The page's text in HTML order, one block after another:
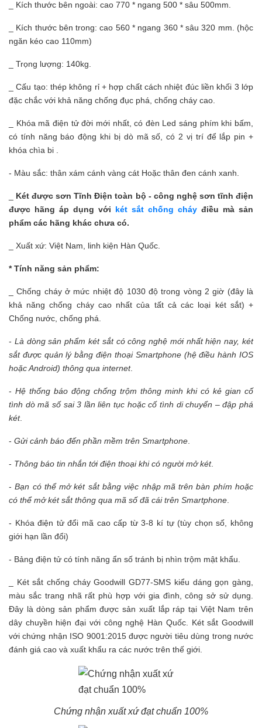
_ Kích thước bên ngoài: cao 770 * ngang 500 * sâu 500mm.
_ Kích thước bên trong: cao 560 * ngang 360 * sâu 320 mm. (hộc
ngăn kéo cao 110mm)
_ Trọng lượng: 140kg.
_ Cấu tạo: thép không rỉ + hợp chất cách nhiệt đúc liền khối 3 lớp
đặc chắc với khả năng chống đục phá, chống cháy cao.
_ Khóa mã điện tử đời mới nhất, có đèn Led sáng phím khi bấm,
có tính năng báo động khi bị dò mã số, có 2 vị trí để lắp pin +
khóa chìa bi .
- Màu sắc: thân xám cánh vàng cát Hoặc thân đen cánh xanh.
Két được sơn Tĩnh Điện toàn bộ - công nghệ sơn tĩnh điện
được hãng áp dụng với két sắt chống cháy điều mà sản
phẩm các hãng khác chưa có.
_ Xuất xứ: Việt Nam, linh kiện Hàn Quốc.
* Tính năng sản phẩm:
_ Chống cháy ở mức nhiệt độ 1030 độ trong vòng 2 giờ (đây là
khả năng chống cháy cao nhất của tất cả các loại két sắt) +
Chống nước, chống phá.
- Là dòng sản phẩm két sắt có công nghệ mới nhất hiện nay, két
sắt được quản lý bằng điện thoại Smartphone (hệ điều hành IOS
hoặc Android) thông qua internet.
- Hệ thống báo động chống trộm thông minh khi có kẻ gian cố
tình dò mã số sai 3 lần liên tục hoặc cố tình di chuyển – đập phá
két.
- Gửi cảnh báo đến phần mềm trên Smartphone
- Thông báo tin nhắn tới điện thoại khi có người mở két.
- Bạn có thể mở két sắt bằng việc nhập mã trên bàn phím hoặc
có thể mở két sắt thông qua mã số đã cái trên Smartphone
- Khóa điện tử đổi mã cao cấp từ 3-8 kí tự (tùy chọn số, không
giới hạn lần đổi)
- Bảng điện tử có tính năng ẩn số tránh bị nhìn trộm mật khẩu.
_ Két sắt chống cháy Goodwill GD77-SMS kiểu dáng gọn gàng,
màu sắc trang nhã rất phù hợp với gia đình, công sở sử dụng.
Đây là dòng sản phẩm được sản xuất lắp ráp tại Việt Nam trên
dây chuyền hiện đại với công nghệ Hàn Quốc. Két sắt Goodwill
với chứng nhận ISO 9001:2015 được người tiêu dùng trong nước
đánh giá cao và xuất khẩu ra các nước trên thế giới.
Chứng nhận xuất xứ đạt chuẩn 100%